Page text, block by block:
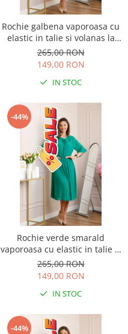
Rochie galbena vaporoasa cu
elastic in talie si volanas la
decolteu Allegra
265,00 RON
149,00 RON
IN STOC
-44%
Rochie verde smarald
vaporoasa cu elastic in talie si
volanas la decolteu Allegra
265,00 RON
149,00 RON
IN STOC
-44%